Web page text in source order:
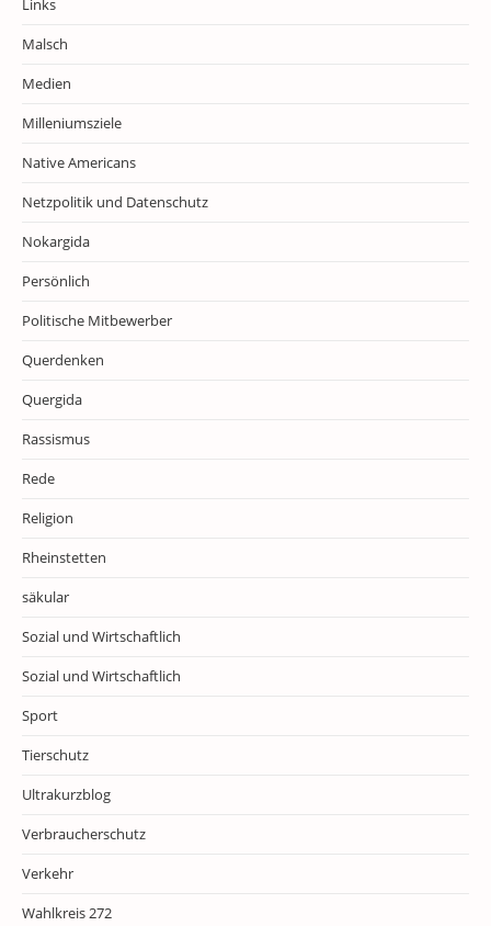
Links
Malsch
Medien
Milleniumsziele
Native Americans
Netzpolitik und Datenschutz
Nokargida
Persönlich
Politische Mitbewerber
Querdenken
Quergida
Rassismus
Rede
Religion
Rheinstetten
säkular
Sozial und Wirtschaftlich
Sozial und Wirtschaftlich
Sport
Tierschutz
Ultrakurzblog
Verbraucherschutz
Verkehr
Wahlkreis 272